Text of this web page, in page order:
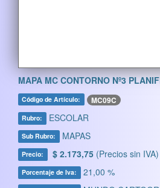
MAPA MC CONTORNO Nº3
Código de Artículo: MC09C
Rubro: ESCOLAR
Sub Rubro: MAPAS
Precio: $ 2.173,75 (Precios sin IVA)
Porcentaje de Iva: 21,00 %